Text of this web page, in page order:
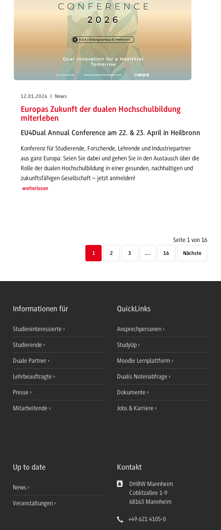
12.01.2026 | News
Europas Zukunft der dualen Hochschulbildung
miterleben
EU4Dual Annual Conference am 22. & 23. April in Heilbronn
Konferenz für Studierende, Forschende, Lehrende und Industriepartner
aus ganz Europa: Seien Sie dabei und gehen Sie in den Austausch über die
Rolle der dualen Hochschulbildung in einer gesunden, nachhaltigen und
zukunftsfähigen Gesellschaft – jetzt anmelden!
weiterlesen
Seite 1 von 16
1 2 3 .... 16 Nächste
Informationen für
Studieninteressierte
Studierende
Duale Partner
Lehrbeauftragte
Presse
Mitarbeitende
QuickLinks
Ansprechpersonen
StudyUp
Moodle Lernplattform
Dualis Notenabfrage
Dokumente
Jobs & Karriere
Up to date
News
Veranstaltungen
Kontakt
DHBW Mannheim
Coblitzallee 1-9
68163 Mannheim
+49 621 4105-0